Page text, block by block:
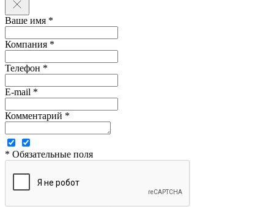
Ваше имя *
Компания *
Телефон *
E-mail *
Комментарий *
* Обязательные поля